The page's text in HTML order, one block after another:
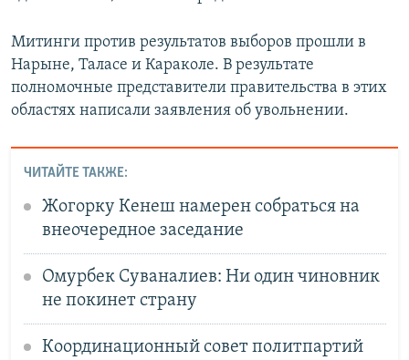
Митинги против результатов выборов прошли в
Нарыне, Таласе и Караколе. В результате
полномочные представители правительства в этих
областях написали заявления об увольнении.
ЧИТАЙТЕ ТАКЖЕ:
Жогорку Кенеш намерен собраться на
внеочередное заседание
Омурбек Суваналиев: Ни один чиновник
не покинет страну
Координационный совет политпартий